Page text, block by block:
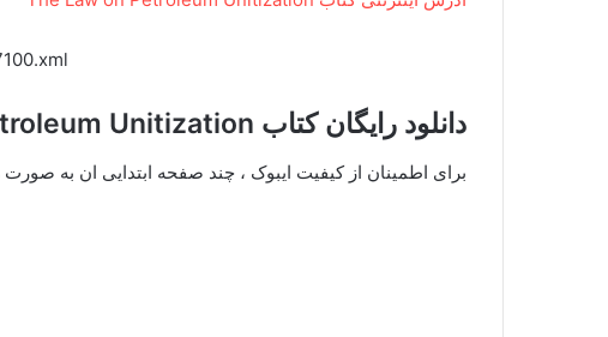
دانلود رایگان کتاب The Law on Petroleum Unitization
برای اطمینان از کیفیت ایبوک ، چند صفحه ابتدایی ان به